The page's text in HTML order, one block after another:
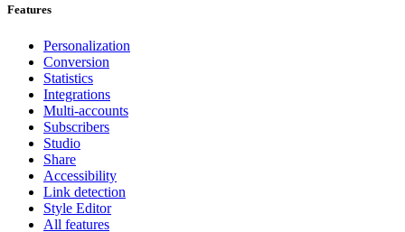
Features
Personalization
Conversion
Statistics
Integrations
Multi-accounts
Subscribers
Studio
Share
Accessibility
Link detection
Style Editor
All features